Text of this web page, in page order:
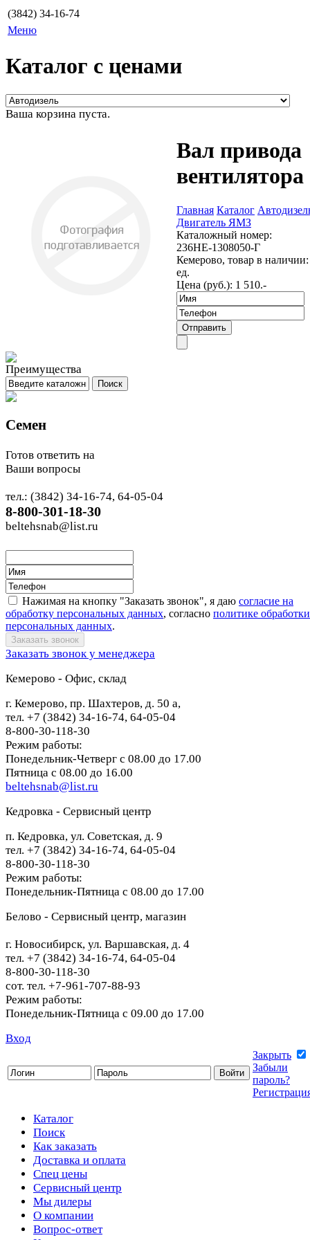
(3842) 34-16-74
Меню
Каталог с ценами
Ваша корзина пуста.
Вал привода
вентилятора
Главная Каталог
Двигатель ЯМЗ
Каталожный номер:
236НЕ-1308050-Г
Кемерово, товар в наличии:
ед.
Цена (руб.): 1 510.-
Семен
Готов ответить на
Ваши вопросы
тел.: (3842) 34-16-74, 64-05-04
8-800-301-18-30
beltehsnab@list.ru
Нажимая на кнопку "Заказать звонок", я даю согласие на
обработку персональных данных, согласно политике обработки
персональных данных.
Заказать звонок у менеджера
Кемерово - Офис, склад
г. Кемерово, пр. Шахтеров, д. 50 а,
тел. +7 (3842) 34-16-74, 64-05-04
8-800-30-118-30
Режим работы:
Понедельник-Четверг с 08.00 до 17.00
Пятница с 08.00 до 16.00
beltehsnab@list.ru
Кедровка - Сервисный центр
п. Кедровка, ул. Советская, д. 9
тел. +7 (3842) 34-16-74, 64-05-04
8-800-30-118-30
Режим работы:
Понедельник-Пятница с 08.00 до 17.00
Белово - Сервисный центр, магазин
г. Новосибирск, ул. Варшавская, д. 4
тел. +7 (3842) 34-16-74, 64-05-04
8-800-30-118-30
сот. тел. +7-961-707-88-93
Режим работы:
Понедельник-Пятница с 09.00 до 17.00
Вход
Закрыть
Забыли
пароль?
Каталог
Поиск
Как заказать
Доставка и оплата
Спец цены
Сервисный центр
Мы дилеры
О компании
Вопрос-ответ